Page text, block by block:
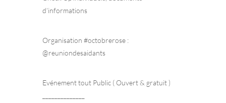
d’informations
Organisation #octobrerose :
@reuniondesaidants
Evénement tout Public ( Ouvert & gratuit )